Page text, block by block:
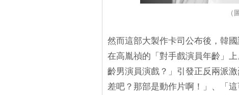
（
然而這部大製作卡司公布後，韓
在高胤禎的「對手戲演員年齡」
齡男演員演戲？」引發正反兩派
差吧？那部是動作片啊！」、「